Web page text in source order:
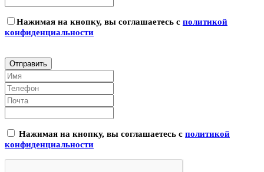
Нажимая на кнопку, вы соглашаетесь с политикой
конфиденциальности
Нажимая на кнопку, вы соглашаетесь с политикой
конфиденциальности